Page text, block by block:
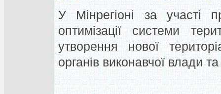
У Мінрегіоні за участі
оптимізації системи
утворення нової
органів виконавчої влади